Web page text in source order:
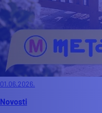
01.06.2026.
Novosti